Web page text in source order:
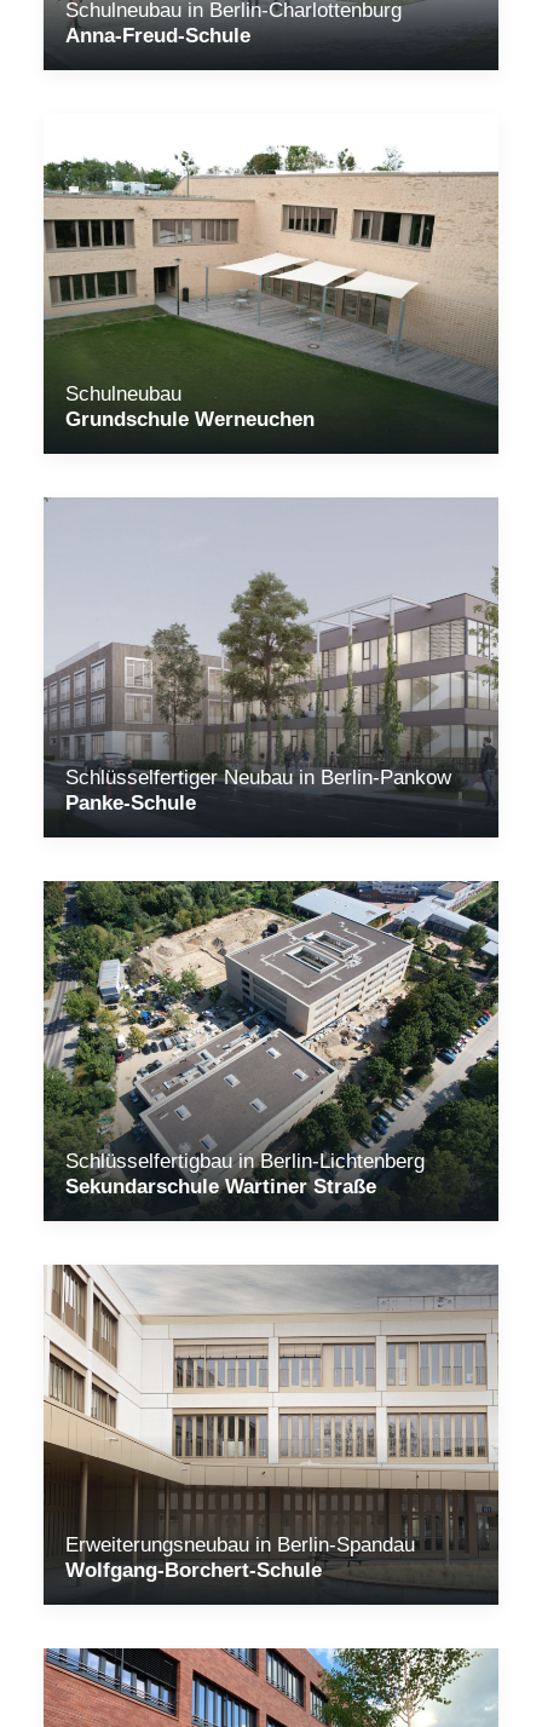
Schulneubau in Berlin-Charlottenburg
Anna-Freud-Schule
Schulneubau
Grundschule Werneuchen
Schlüsselfertiger Neubau in Berlin-Pankow
Panke-Schule
Schlüsselfertigbau in Berlin-Lichtenberg
Sekundarschule Wartiner Straße
Erweiterungsneubau in Berlin-Spandau
Wolfgang-Borchert-Schule